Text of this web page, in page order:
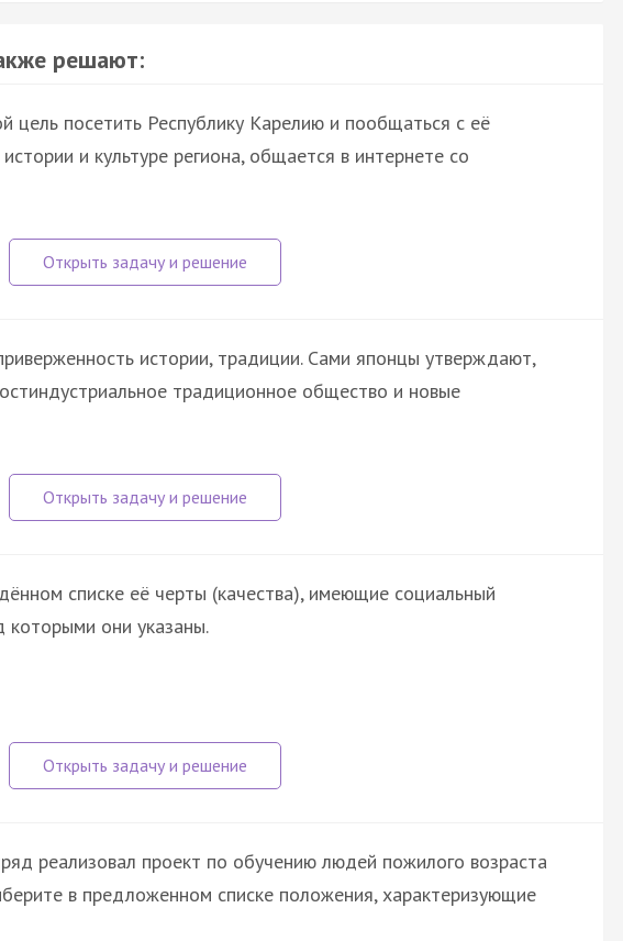
решают:
цель посетить Республику Карелию и пообщаться с её
и культуре региона, общается в интернете со
истории, традиции. Сами японцы утверждают,
традиционное общество и новые
списке её черты (качества), имеющие социальный
они указаны.
реализовал проект по обучению людей пожилого возраста
в предложенном списке положения, характеризующие